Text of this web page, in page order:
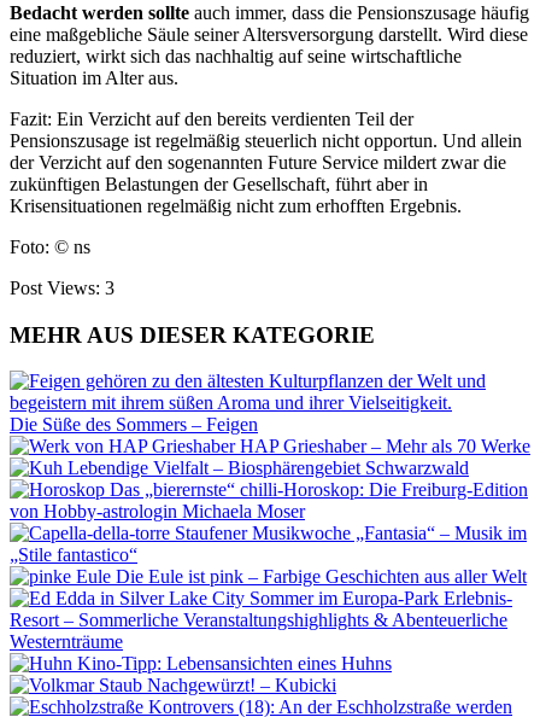
Bedacht werden sollte auch immer, dass die Pensionszusage häufig
eine maßgebliche Säule seiner Altersversorgung darstellt. Wird diese
reduziert, wirkt sich das nachhaltig auf seine wirtschaftliche
Situation im Alter aus.
Fazit: Ein Verzicht auf den bereits verdienten Teil der
Pensionszusage ist regelmäßig steuerlich nicht opportun. Und allein
der Verzicht auf den sogenannten Future Service mildert zwar die
zukünftigen Belastungen der Gesellschaft, führt aber in
Krisensituationen regelmäßig nicht zum erhofften Ergebnis.
Foto: © ns
Post Views: 3
MEHR AUS DIESER KATEGORIE
Die Süße des Sommers – Feigen
HAP Grieshaber – Mehr als 70 Werke
Lebendige Vielfalt – Biosphärengebiet Schwarzwald
Das „bierernste“ chilli-Horoskop: Die Freiburg-Edition
von Hobby-astrologin Michaela Moser
Staufener Musikwoche „Fantasia“ – Musik im
„Stile fantastico“
Die Eule ist pink – Farbige Geschichten aus aller Welt
Sommer im Europa-Park Erlebnis-
Resort – Sommerliche Veranstaltungshighlights & Abenteuerliche
Westernträume
Kino-Tipp: Lebensansichten eines Huhns
Nachgewürzt! – Kubicki
Kontrovers (18): An der Eschholzstraße werden